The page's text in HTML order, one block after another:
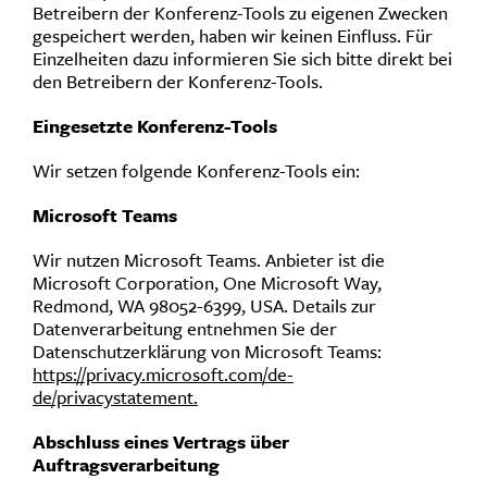
Betreibern der Konferenz-Tools zu eigenen Zwecken
gespeichert werden, haben wir keinen Einfluss. Für
Einzelheiten dazu informieren Sie sich bitte direkt bei
den Betreibern der Konferenz-Tools.
Eingesetzte Konferenz-Tools
Wir setzen folgende Konferenz-Tools ein:
Microsoft Teams
Wir nutzen Microsoft Teams. Anbieter ist die
Microsoft Corporation, One Microsoft Way,
Redmond, WA 98052-6399, USA. Details zur
Datenverarbeitung entnehmen Sie der
Datenschutzerklärung von Microsoft Teams:
https://privacy.microsoft.com/de-
de/privacystatement.
Abschluss eines Vertrags über
Auftragsverarbeitung